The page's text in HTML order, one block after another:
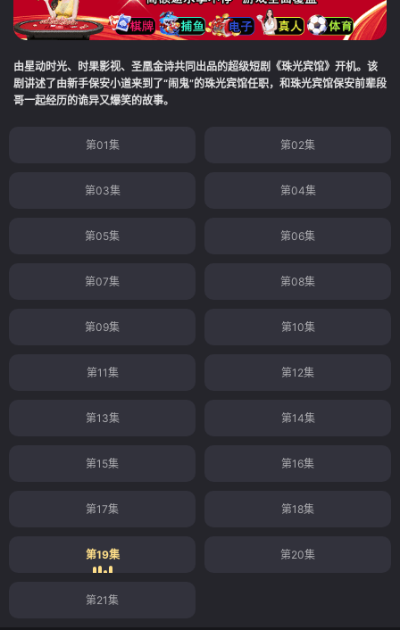
由星动时光、时果影视、圣凰金诗共同出品的超级短剧《珠光宾馆》开机。该
剧讲述了由新手保安小道来到了“闹鬼”的珠光宾馆任职，和珠光宾馆保安前辈段
哥一起经历的诡异又爆笑的故事。
第01集 第02集
第03集 第04集
第05集 第06集
第07集 第08集
第09集 第10集
第11集 第12集
第13集 第14集
第15集 第16集
第17集 第18集
第19集 第20集
第21集